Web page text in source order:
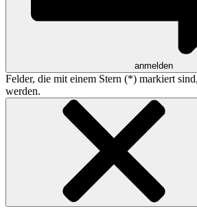
anmelden
Felder, die mit einem Stern (*) markiert
werden.